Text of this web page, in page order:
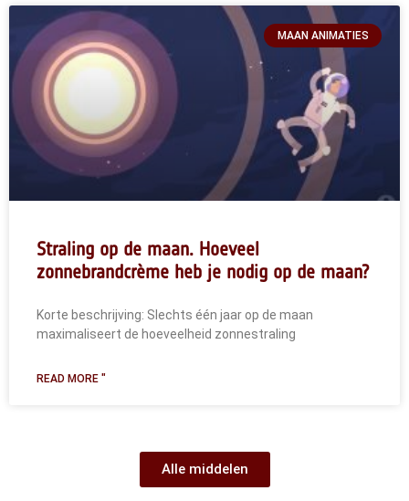
MAAN ANIMATIES
Straling op de maan. Hoeveel
zonnebrandcrème heb je nodig op de maan?
Korte beschrijving: Slechts één jaar op de maan
maximaliseert de hoeveelheid zonnestraling
READ MORE "
Alle middelen